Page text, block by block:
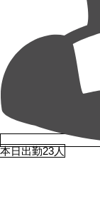
本日出勤23人